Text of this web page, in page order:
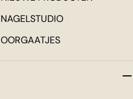
NAGELSTUDIO
OORGAATJES